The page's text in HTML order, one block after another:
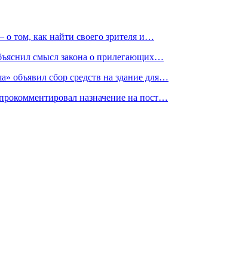
том, как найти своего зрителя и…
смысл закона о прилегающих…
объявил сбор средств на здание для…
назначение на пост…